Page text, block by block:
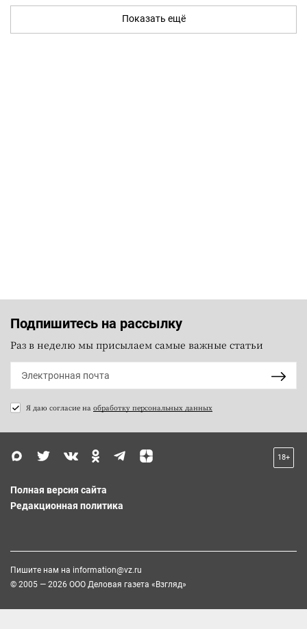
Показать ещё
Подпишитесь на рассылку
Раз в неделю мы присылаем самые важные статьи
Я даю согласие на обработку персональных данных
18+
Полная версия сайта
Редакционная политика
Пишите нам на information@vz.ru
© 2005 — 2026 ООО Деловая газета «Взгляд»